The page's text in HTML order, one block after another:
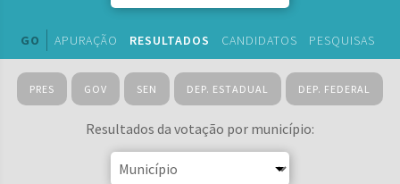
GO APURAÇÃO RESULTADOS CANDIDATOS PESQUISAS
PRES GOV SEN DEP. ESTADUAL DEP. FEDERAL
Resultados da votação por município: